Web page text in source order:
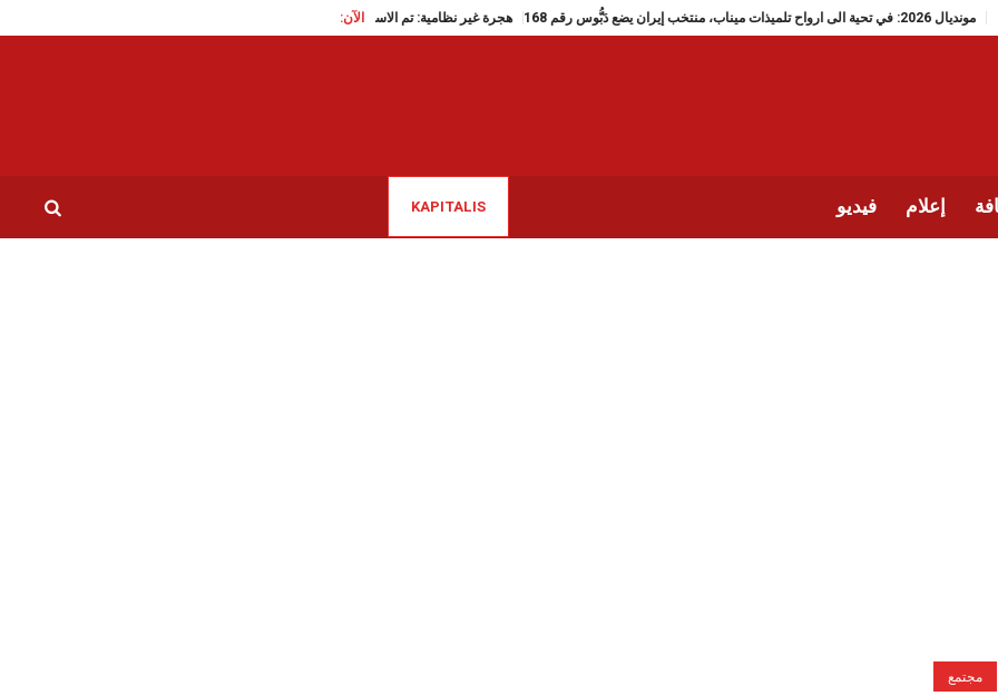
الآن: مونديال 2026: في تحية الى ارواح تلميذات ميناب، منتخب إيران يضع دَبُّوس رقم 168 هجرة غير نظامية: تم الاستنجاد به وديا لتأمين الترجمة، الأستاذ العريبي يروي…
إعلام فيديو KAPITALIS
مجتمع